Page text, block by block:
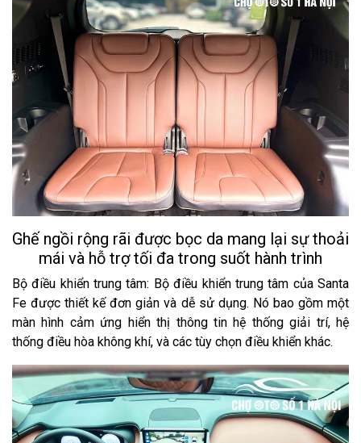
Ghế ngồi rộng rãi được bọc da mang lại sự thoải
mái và hỗ trợ tối đa trong suốt hành trình
Bộ điều khiển trung tâm: Bộ điều khiển trung tâm của Santa
Fe được thiết kế đơn giản và dễ sử dụng. Nó bao gồm một
màn hình cảm ứng hiển thị thông tin hệ thống giải trí, hệ
thống điều hòa không khí, và các tùy chọn điều khiển khác.